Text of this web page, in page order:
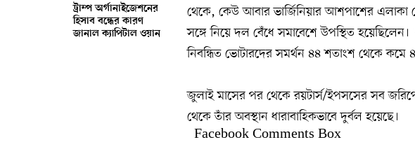
ট্রাম্প অর্গানাইজেশনের
হিসাব বন্ধের কারণ
জানাল ক্যাপিটাল ওয়ান
থেকে, কেউ আবার ভার্জিনিয়ার আশপাশের এলাকা
সঙ্গে নিয়ে দল বেঁধে সমাবেশে উপস্থিত
নিবন্ধিত ভোটারদের সমর্থন ৪৪ শতাংশ থেকে কমে
জুলাই মাসের পর থেকে রয়টার্স/ইপসসের সব
থেকে তাঁর অবস্থান ধারাবাহিকভাবে দুর্বল হয়েছে।
Facebook Comments Box